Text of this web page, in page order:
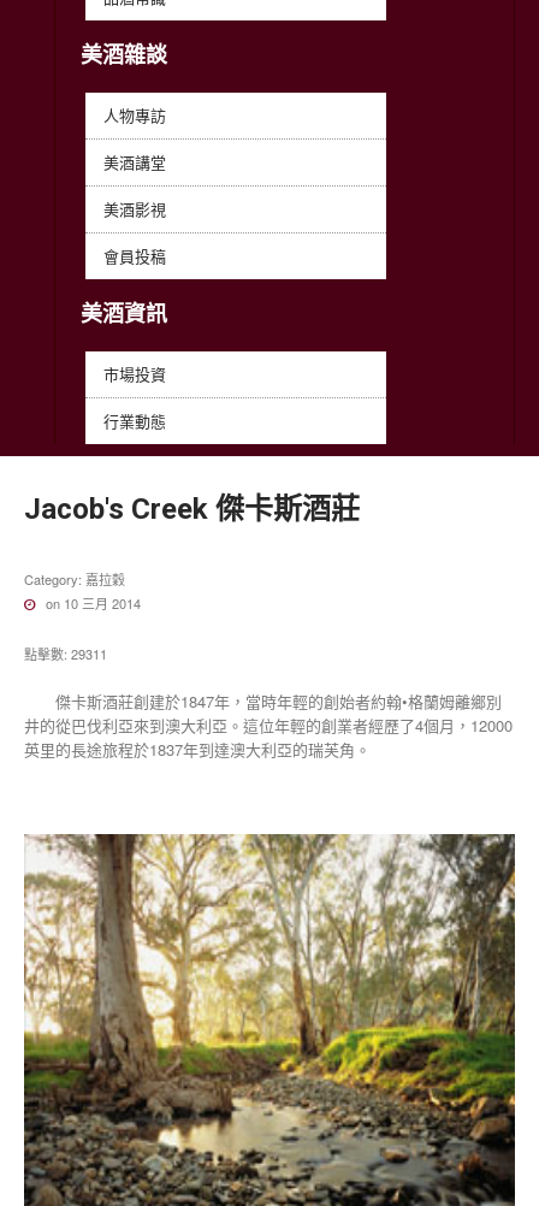
美酒雜談
人物專訪
美酒講堂
美酒影視
會員投稿
美酒資訊
市場投資
行業動態
Jacob's Creek 傑卡斯酒莊
Category: 嘉拉穀
on 10 三月 2014
點擊數: 29311
傑卡斯酒莊創建於1847年，當時年輕的創始者約翰•格蘭姆離鄉別
井的從巴伐利亞來到澳大利亞。這位年輕的創業者經歷了4個月，12000
英里的長途旅程於1837年到達澳大利亞的瑞芙角。